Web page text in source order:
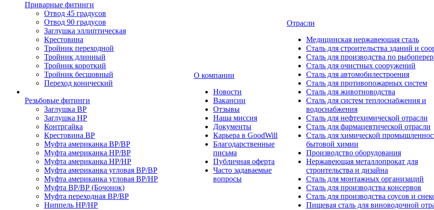
Приварные фитинги
Отвод 45 градусов
Отвод 90 градусов
Заглушка эллиптическая
Крестовина
Тройник переходной
Тройник длинный
Тройник короткий
Тройник бесшовный
Переход конический
Резьбовые фитинги
Заглушка ВР
Заглушка НР
Контргайка
Крестовина ВР
Муфта американка ВР/ВР
Муфта американка НР/ВР
Муфта американка НР/НР
Муфта американка угловая ВР/ВР
Муфта американка угловая ВР/НР
Муфта ВР/ВР (Бочонок)
Муфта переходная ВР/ВР
Ниппель НР/НР
О компании
Новости
Вакансии
Отзывы
Наша миссия
Документы
Карьера в GoodWill
Благодарственные
письма
Публичная оферта
Часто задаваемые
вопросы
Отрасли
Медицинcкая нержавеющая сталь
Сталь для строительства зданий и
Сталь для производства по
Сталь для очистных сооружений
Сталь для автомобилестроения
Сталь для противопожарных систем
Сталь для животноводства
Сталь для систем теплоснабжения и
водоснабжения
Сталь для нефтехимической отрасли
Сталь для фармацевтической отрасли
Сталь для химической
бытовой химии
Производство оборудования
Нержавеющая металлопрокат для
строительства и дизайна
Сталь для монтажных организаций
Сталь для производства консервов
Сталь для производства соусов и
Пищевая сталь для виноводочной